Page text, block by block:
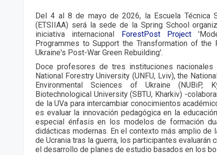
Del 4 al 8 de mayo de 2026, la Escuela Técnica
(ETSIIAA) será la sede de la Spring School
iniciativa internacional
ForestPost Project
Programmes to Support the Transformation of the
Ukraine's Post-War Green Rebuilding'.
Doce profesores de tres instituciones nacionales
National Forestry University (UNFU, Lviv), the
Environmental Sciences of Ukraine (NUBiP,
Biotechnological University (SBTU, Kharkiv) -
de la UVa para intercambiar conocimientos
es evaluar la innovación pedagógica en la
especial énfasis en los modelos de formación
didácticas modernas. En el contexto más amplio de
de Ucrania tras la guerra, los participantes evaluarán
el desarrollo de planes de estudio basados en los